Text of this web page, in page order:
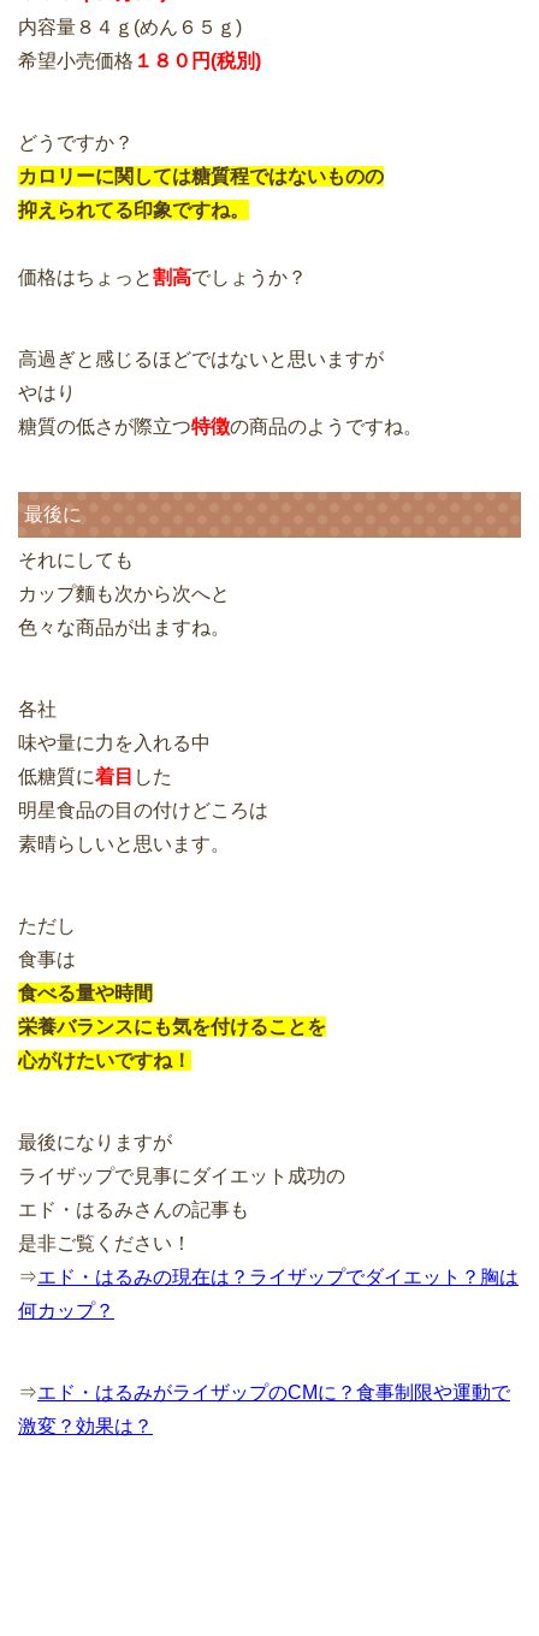
内容量８４ｇ(めん６５ｇ)
希望小売価格 １８０円(税別)
どうですか？
カロリーに関しては糖質程ではないものの
抑えられてる印象ですね。
価格はちょっと割高でしょうか？
高過ぎと感じるほどではないと思いますが
やはり
糖質の低さが際立つ特徴の商品のようですね。
最後に
それにしても
カップ麵も次から次へと
色々な商品が出ますね。
各社
味や量に力を入れる中
低糖質に着目 した
明星食品の目の付けどころは
素晴らしいと思います。
ただし
食事は
食べる量や時間
栄養バランスにも気を付けることを
心がけたいですね！
最後になりますが
ライザップで見事にダイエット成功の
エド・はるみさんの記事も
是非ご覧ください！
⇒エド・はるみの現在は？ライザップでダイエット？胸は
何カップ？
⇒エド・はるみがライザップのCMに？食事制限や運動で
激変？効果は？